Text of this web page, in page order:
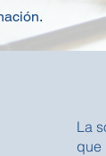
La
que